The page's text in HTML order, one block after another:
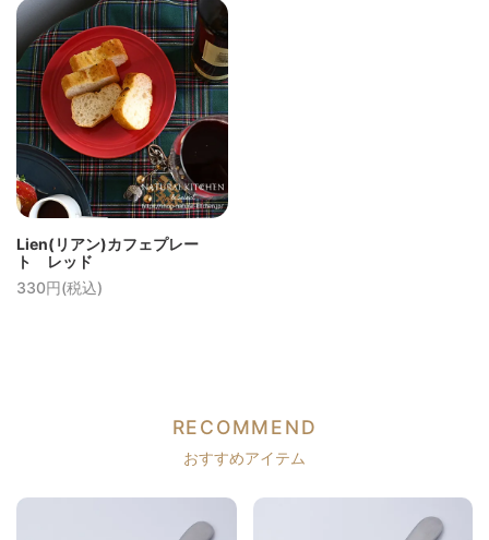
Lien(リアン)カフェプレー
ト レッド
330円(税込)
RECOMMEND
おすすめアイテム